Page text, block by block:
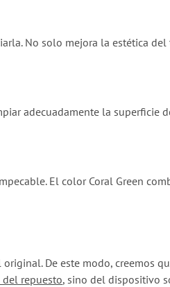
No solo mejora la estética
adecuadamente la superficie
El color Coral Green
De este modo, creemos
repuesto, sino del dispositivo